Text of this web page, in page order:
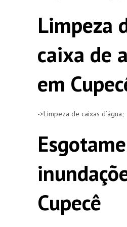
Limpeza
caixa de
em
->Limpeza de caixas d’água;
Cupecê